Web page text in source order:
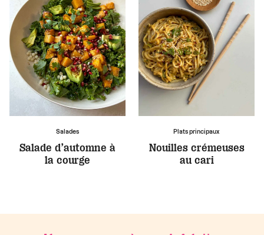
Salades
Salade d’automne à
la courge
Plats principaux
Nouilles crémeuses
au cari